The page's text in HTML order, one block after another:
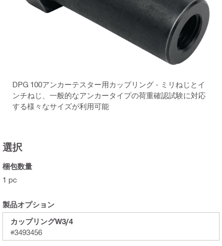
DPG 100アンカーテスター用カップリング - ミリねじとイ
ンチねじ、一般的なアンカータイプの荷重確認試験に対応
する様々なサイズが利用可能
選択
梱包数量
1 pc
製品オプション
カップリングW3/4
#3493456